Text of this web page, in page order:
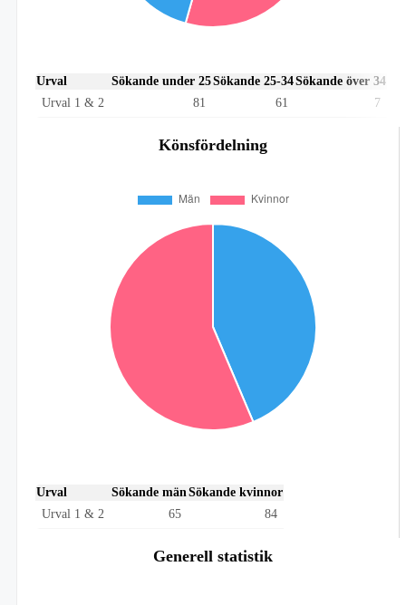
Urval Sökande under 25Sökande 25-34Sökande över 34
Urval 1 & 2
81 61 7
Könsfördelning
Urval Sökande mänSökande kvinnor
Urval 1 & 2
65 84
Generell statistik